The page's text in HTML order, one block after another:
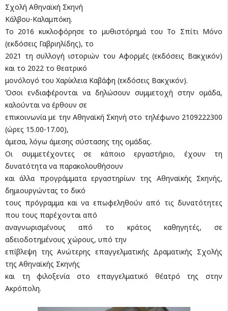
Σχολή Αθηναϊκή Σκηνή
Κάλβου-Καλαμπόκη.
Το 2016 κυκλοφόρησε το μυθιστόρημά του Το Σπίτι Μόνο
(εκδόσεις Γαβριηλίδης), το
2021 τη συλλογή ιστοριών του Αφορμές (εκδόσεις Βακχικόν)
και το 2022 το θεατρικό
μονόλογό του Χαρίκλεια Καβάφη (εκδόσεις Βακχικόν).
Όσοι ενδιαφέρονται να δηλώσουν συμμετοχή στην ομάδα,
καλούνται να έρθουν σε
επικοινωνία με την Αθηναϊκή Σκηνή στο τηλέφωνο 2109222300
(ώρες 15.00-17.00),
άμεσα, λόγω άμεσης σύστασης της ομάδας.
Οι συμμετέχοντες σε κάποιο εργαστήριο, έχουν τη
δυνατότητα να παρακολουθήσουν
και άλλα προγράμματα εργαστηρίων της Αθηναϊκής Σκηνής,
δημιουργώντας το δικό
τους πρόγραμμα και να επωφεληθούν από τις δυνατότητες
που τους παρέχονται από
αναγνωρισμένους από το κράτος καθηγητές, σε
αδειοδοτημένους χώρους, υπό την
επίβλεψη της Ανώτερης επαγγελματικής Δραματικής Σχολής
της Αθηναϊκής Σκηνής
και τη φιλοξενία στο επαγγελματικό θέατρό της στην
Ακρόπολη.